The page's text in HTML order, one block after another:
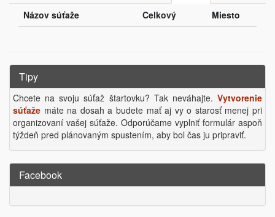
Názov súťaže
Celkový Miesto
Tipy
Chcete na svoju súťaž štartovku? Tak neváhajte. Vytvorenie
súťaže máte na dosah a budete mať aj vy o starosť menej pri
organizovaní vašej súťaže. Odporúčame vyplniť formulár aspoň
týždeň pred plánovaným spustením, aby bol čas ju pripraviť.
Facebook